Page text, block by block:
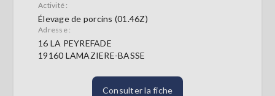
Activité :
Élevage de porcins (01.46Z)
Adresse :
16 LA PEYREFADE
19160 LAMAZIERE-BASSE
Consulter la fiche